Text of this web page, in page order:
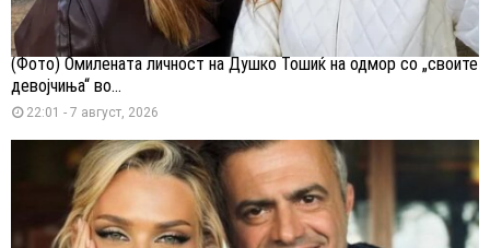
(Фото) Омилената личност на Душко Тошиќ на одмор со „своите
девојчиња“ во...
22:01 - 7 август, 2026